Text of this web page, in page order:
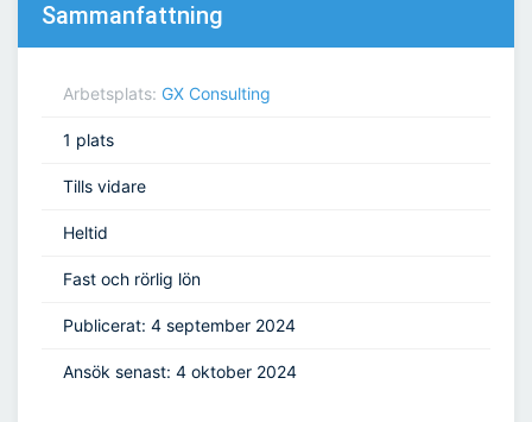
Sammanfattning
Arbetsplats: GX Consulting
1 plats
Tills vidare
Heltid
Fast och rörlig lön
Publicerat: 4 september 2024
Ansök senast: 4 oktober 2024